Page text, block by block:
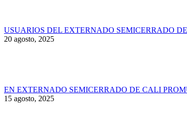
USUARIOS DEL EXTERNADO SEMICERRADO
20 agosto, 2025
EN EXTERNADO SEMICERRADO DE CALI
15 agosto, 2025